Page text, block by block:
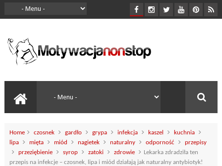
Home czosnek gardło grypa infekcja kaszel
kuchnia
lipa
mięta miód nagietek naturalny odporność
przepisy
przeziębienie
syrop zatoki zdrowie
Lekarka zdradziła ten
przepis na infekcje – czosnek, lipa i miód działają jak naturalny antybiotyk!